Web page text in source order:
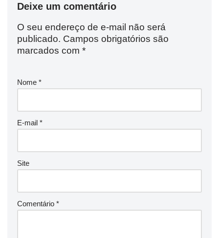
Deixe um comentário
O seu endereço de e-mail não será
publicado. Campos obrigatórios são
marcados com *
Nome *
E-mail *
Site
Comentário *